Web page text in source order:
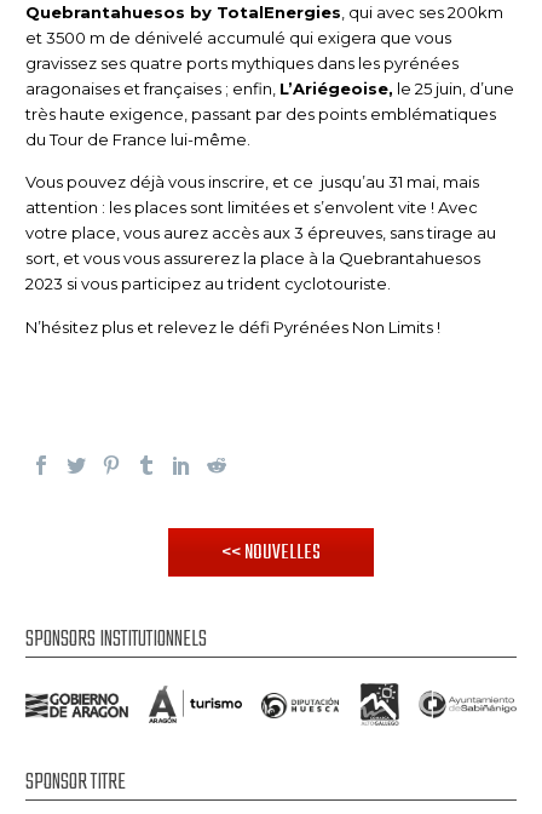
Quebrantahuesos by TotalEnergies , qui avec ses 200km
et 3500 m de dénivelé accumulé qui exigera que vous
gravissez ses quatre ports mythiques dans les pyrénées
aragonaises et françaises ; enfin, L’Ariégeoise, le 25 juin, d’une
très haute exigence, passant par des points emblématiques
du Tour de France lui-même.
Vous pouvez déjà vous inscrire, et ce jusqu’au 31 mai, mais
attention : les places sont limitées et s’envolent vite ! Avec
votre place, vous aurez accès aux 3 épreuves, sans tirage au
sort, et vous vous assurerez la place à la Quebrantahuesos
2023 si vous participez au trident cyclotouriste.
N’hésitez plus et relevez le défi Pyrénées Non Limits !
<< NOUVELLES
SPONSORS INSTITUTIONNELS
SPONSOR TITRE